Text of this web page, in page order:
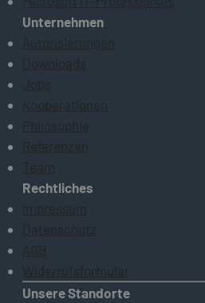
Unternehmen
Autorisierungen
Downloads
Jobs
Kooperationen
Philosophie
Referenzen
Team
Rechtliches
Impressum
Datenschutz
AGB
Widerrufsformular
Unsere Standorte